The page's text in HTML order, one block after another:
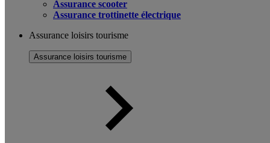
Assurance scooter
Assurance trottinette électrique
Assurance loisirs tourisme
Assurance loisirs tourisme